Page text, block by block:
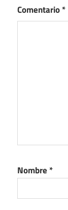
Comentario*
Nombre *